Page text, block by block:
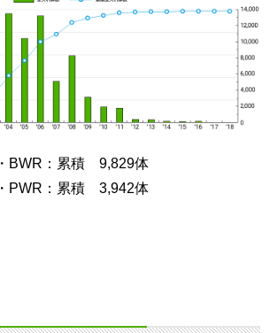
・BWR：累積 9,829体
・PWR：累積 3,942体